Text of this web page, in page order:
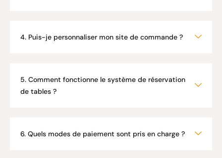
4. Puis-je personnaliser mon site de commande ?
5. Comment fonctionne le système de réservation
de tables ?
6. Quels modes de paiement sont pris en charge ?